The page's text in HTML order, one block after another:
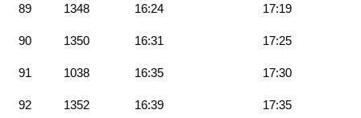
89 1348 16:24 17:19
90 1350 16:31 17:25
91 1038 16:35 17:30
92 1352 16:39 17:35